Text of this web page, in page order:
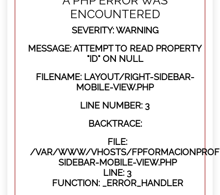
ENCOUNTERED
SEVERITY: WARNING
MESSAGE: ATTEMPT TO READ PROPERTY
"ID" ON NULL
FILENAME: LAYOUT/RIGHT-SIDEBAR-
MOBILE-VIEW.PHP
LINE NUMBER: 3
BACKTRACE:
FILE:
/VAR/WWW/VHOSTS/
SIDEBAR-MOBILE-VIEW.PHP
LINE: 3
FUNCTION: _ERROR_HANDLER